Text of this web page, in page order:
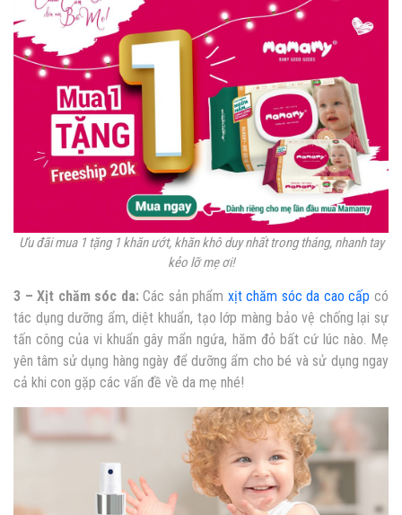
Ưu đãi mua 1 tặng 1 khăn ướt, khăn khô duy nhất trong tháng, nhanh tay
kẻo lỡ mẹ ơi!
3 – Xịt chăm sóc da:Các sản phẩm xịt chăm sóc da cao cấp có
tác dụng dưỡng ẩm, diệt khuẩn, tạo lớp màng bảo vệ chống lại sự
tấn công của vi khuẩn gây mẩn ngứa, hăm đỏ bất cứ lúc nào. Mẹ
yên tâm sử dụng hàng ngày để dưỡng ẩm cho bé và sử dụng ngay
cả khi con gặp các vấn đề về da mẹ nhé!